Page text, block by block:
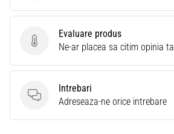
Evaluare produs
Evaluare produs
Ne-ar placea sa citim opinia ta
Intrebari
Intrebari
Adreseaza-ne orice intrebare